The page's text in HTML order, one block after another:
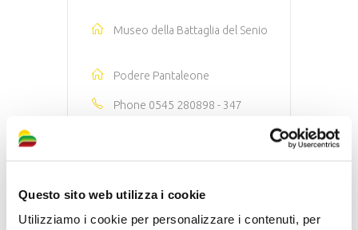
Questo sito web utilizza i cookie
Utilizziamo i cookie per personalizzare i contenuti, per
Museo della Battaglia del Senio
Podere Pantaleone
Phone 0545 280898 - 347
t/en/poitofintrests/podere-
pantaleone-2/